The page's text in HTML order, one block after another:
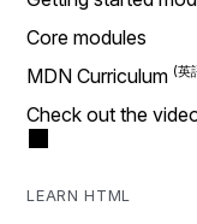
Core modules
MDN Curriculum
Check out the
LEARN HTML